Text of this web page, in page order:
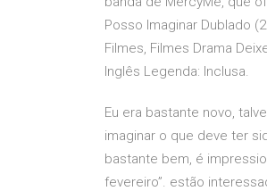
Posso Imaginar Dublado
Filmes, Filmes Drama
Inglês Legenda: Inclusa.
Eu era bastante novo,
imaginar o que deve ter
bastante bem, é
fevereiro”. estão